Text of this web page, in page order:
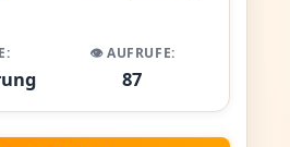
👁️ AUFRUFE:
87